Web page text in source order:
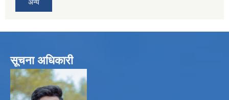
अन्य
सूचना अधिकारी